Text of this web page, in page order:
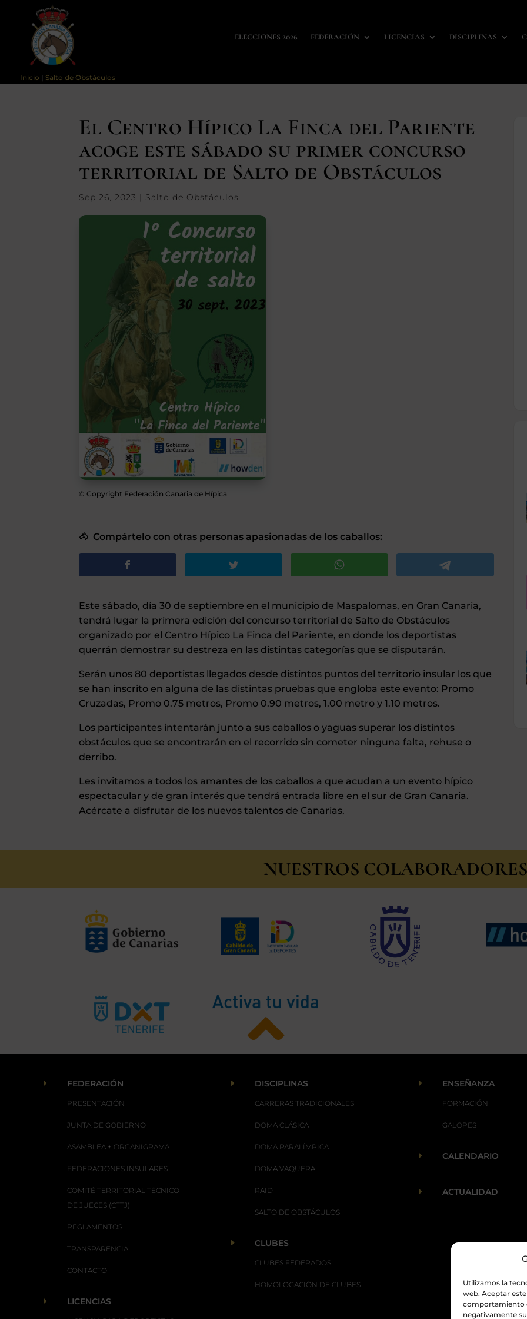
Utilizamos la
web. Aceptar
comportamiento
negativamente
ELECCIONES 2026 FEDERACIÓN LICENCIAS DISCIPLINAS
Inicio | Salto de Obstáculos
El Centro Hípico La Finca del Pariente
acoge este sábado su primer concurso
territorial de Salto de Obstáculos
Sep 26, 2023 | Salto de Obstáculos
© Copyright Federación Canaria de Hípica
🐴 Compártelo con otras personas apasionadas de los caballos:
Este sábado, día 30 de septiembre en el municipio de Maspalomas, en Gran Canaria,
tendrá lugar la primera edición del concurso territorial de Salto de Obstáculos
organizado por el Centro Hípico La Finca del Pariente, en donde los deportistas
querrán demostrar su destreza en las distintas categorías que se disputarán.
Serán unos 80 deportistas llegados desde distintos puntos del territorio insular los que
se han inscrito en alguna de las distintas pruebas que engloba este evento: Promo
Cruzadas, Promo 0.75 metros, Promo 0.90 metros, 1.00 metro y 1.10 metros.
Los participantes intentarán junto a sus caballos o yaguas superar los distintos
obstáculos que se encontrarán en el recorrido sin cometer ninguna falta, rehuse o
derribo.
Les invitamos a todos los amantes de los caballos a que acudan a un evento hípico
espectacular y de gran interés que tendrá entrada libre en el sur de Gran Canaria.
Acércate a disfrutar de los nuevos talentos de Canarias.
NUESTROS COLABORADORES
E FEDERACIÓN
PRESENTACIÓN
JUNTA DE GOBIERNO
ASAMBLEA + ORGANIGRAMA
FEDERACIONES INSULARES
COMITÉ TERRITORIAL TÉCNICO
DE JUECES (CTTJ)
REGLAMENTOS
TRANSPARENCIA
CONTACTO
E LICENCIAS
E DISCIPLINAS
CARRERAS TRADICIONALES
DOMA CLÁSICA
DOMA PARALÍMPICA
DOMA VAQUERA
RAID
SALTO DE OBSTÁCULOS
E CLUBES
CLUBES FEDERADOS
HOMOLOGACIÓN DE CLUBES
E ENSEÑANZA
FORMACIÓN
GALOPES
E CALENDARIO
E ACTUALIDAD